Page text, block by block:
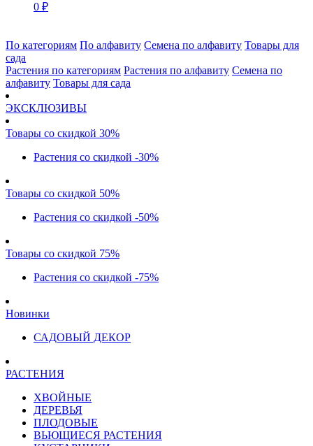
0 ₽
По категориям По алфавиту Семена по алфавиту Товары для
сада
Растения по категориям Растения по алфавиту Семена по
алфавиту Товары для сада
ЭКСКЛЮЗИВЫ
Товары со скидкой 30%
Растения со скидкой -30%
Товары со скидкой 50%
Растения со скидкой -50%
Товары со скидкой 75%
Растения со скидкой -75%
Новинки
САДОВЫЙ ДЕКОР
РАСТЕНИЯ
ХВОЙНЫЕ
ДЕРЕВЬЯ
ПЛОДОВЫЕ
ВЬЮЩИЕСЯ РАСТЕНИЯ